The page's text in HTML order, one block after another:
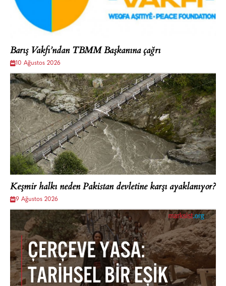
Barış Vakfı’ndan TBMM Başkanına çağrı
10 Ağustos 2026
Keşmir halkı neden Pakistan devletine karşı ayaklanıyor?
9 Ağustos 2026